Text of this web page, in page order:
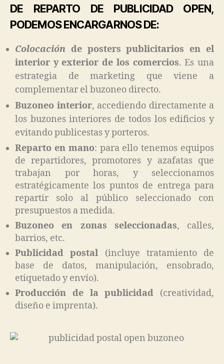
DE REPARTO DE PUBLICIDAD OPEN,
PODEMOS ENCARGARNOS DE:
Colocación de posters publicitarios en el
interior y exterior de los comercios. Es una
estrategia de marketing que viene a
complementar el buzoneo directo.
Buzoneo interior, accediendo directamente a
los buzones interiores de todos los edificios y
evitando publicestas y porteros.
Reparto en mano: para ello tenemos equipos
de repartidores, promotores y azafatas que
trabajan por horas, y seleccionamos
estratégicamente los puntos de entrega para
repartir solo al público seleccionado con
presupuestos a medida.
Buzoneo en zonas seleccionadas, calles,
barrios, etc.
Publicidad postal (incluye tratamiento de
base de datos, manipulación, ensobrado,
etiquetado y envío).
Producción de la publicidad (creatividad,
diseño e imprenta).